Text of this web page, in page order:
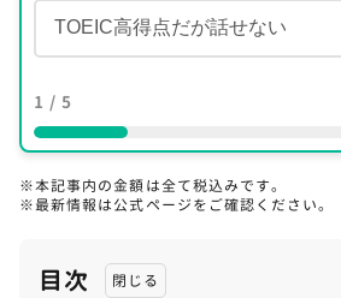
TOEIC高得点だが話せない
1 / 5
※本記事内の金額は全て税込みです。
※最新情報は公式ページをご確認ください。
目次